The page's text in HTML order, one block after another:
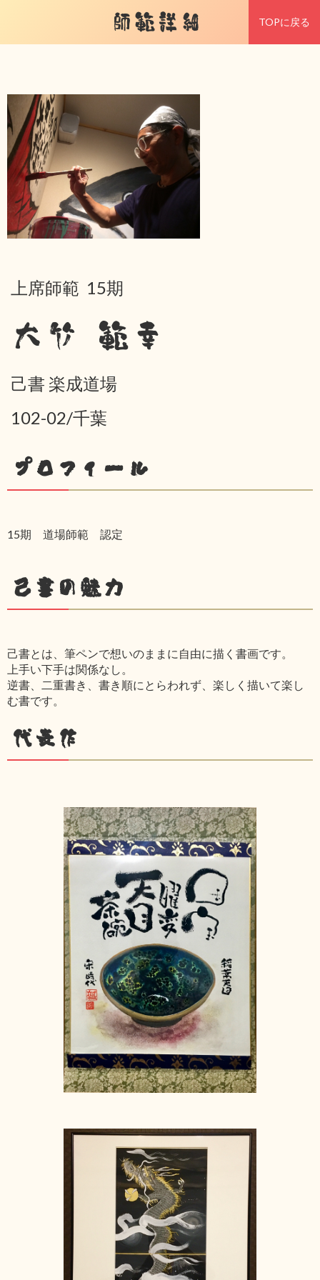
師範詳細 TOPに戻る
上席師範 15期
大竹 範幸
己書 楽成道場
102-02/千葉
プロフィール
15期 道場師範 認定
己書の魅力
己書とは、筆ペンで想いのままに自由に描く書画です。
上手い下手は関係なし。
逆書、二重書き、書き順にとらわれず、楽しく描いて楽し
む書です。
代表作